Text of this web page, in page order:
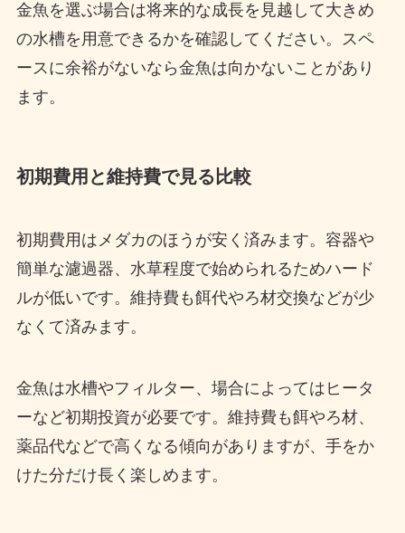
金魚を選ぶ場合は将来的な成長を見越して大きめ
の水槽を用意できるかを確認してください。スペ
ースに余裕がないなら金魚は向かないことがあり
ます。
初期費用と維持費で見る比較
初期費用はメダカのほうが安く済みます。容器や
簡単な濾過器、水草程度で始められるためハード
ルが低いです。維持費も餌代やろ材交換などが少
なくて済みます。
金魚は水槽やフィルター、場合によってはヒータ
ーなど初期投資が必要です。維持費も餌やろ材、
薬品代などで高くなる傾向がありますが、手をか
けた分だけ長く楽しめます。